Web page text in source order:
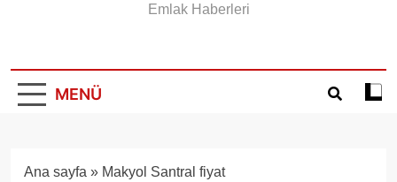
Emlak Haberleri
MENÜ
Koyu
Ana sayfa » Makyol Santral fiyat